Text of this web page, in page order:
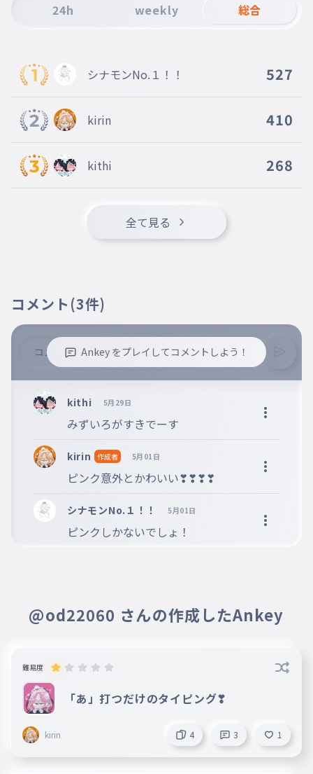
24h weekly 総合
シナモンNo.１！！ 527
kirin 410
kithi 268
全て見る
コメント (3件)
Ankey をプレイしてコメントしよう！
※コメントするには、ログインが必要です。
kithi 5月29日
みずいろがすきでーす
kirin 作成者 5月01日
ピンク意外とかわいい❣❣❣❣
シナモンNo.１！！ 5月01日
ピンクしかないでしょ！
@od22060 さんの作成したAnkey
難易度
「あ」打つだけのタイピング❣
kirin 4 3 1